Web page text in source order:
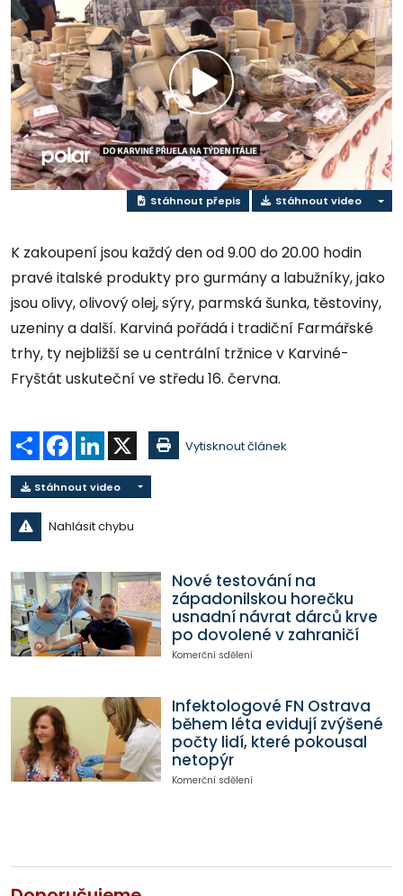
Přehrát
video
Stáhnout přepis Stáhnout video
K zakoupení jsou každý den od 9.00 do 20.00 hodin
pravé italské produkty pro gurmány a labužníky, jako
jsou olivy, olivový olej, sýry, parmská šunka, těstoviny,
uzeniny a další. Karviná pořádá i tradiční Farmářské
trhy, ty nejbližší se u centrální tržnice v Karviné-
Fryštát uskuteční ve středu 16. června.
Sdílet Facebook
LinkedIn Vytisknout článek
Stáhnout video
Nahlásit chybu
Nové testování na
západonilskou horečku
usnadní návrat dárců krve
po dovolené v zahraničí
Komerční sdělení
Infektologové FN Ostrava
během léta evidují zvýšené
počty lidí, které pokousal
netopýr
Komerční sdělení